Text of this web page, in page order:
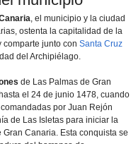
, el municipio y la ciudad
ostenta la capitalidad de la
comparte junto con Santa Cruz
del Archipiélago.
de Las Palmas de Gran
el 24 de junio 1478, cuando
por Juan Rejón
de Las Isletas para iniciar la
Canaria. Esta conquista se